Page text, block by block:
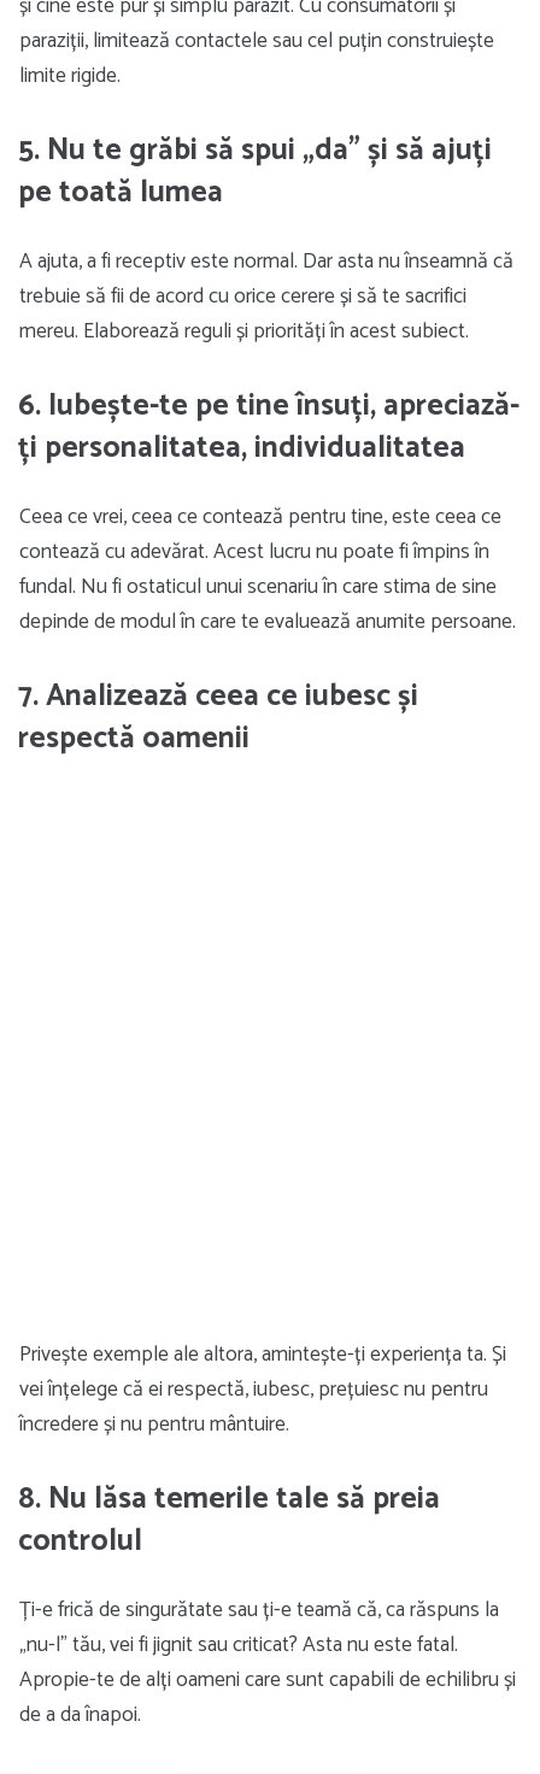
paraziții, limitează contactele sau cel puțin construiește
limite rigide.
5. Nu te grăbi să spui „da” și să ajuți
pe toată lumea
A ajuta, a fi receptiv este normal. Dar asta nu înseamnă că
trebuie să fii de acord cu orice cerere și să te sacrifici
mereu. Elaborează reguli și priorități în acest subiect.
6. Iubește-te pe tine însuți, apreciază-
ți personalitatea, individualitatea
Ceea ce vrei, ceea ce contează pentru tine, este ceea ce
contează cu adevărat. Acest lucru nu poate fi împins în
fundal. Nu fi ostaticul unui scenariu în care stima de sine
depinde de modul în care te evaluează anumite persoane.
7. Analizează ceea ce iubesc și
respectă oamenii
Privește exemple ale altora, amintește-ți experiența ta. Și
vei înțelege că ei respectă, iubesc, prețuiesc nu pentru
încredere și nu pentru mântuire.
8. Nu lăsa temerile tale să preia
controlul
Ți-e frică de singurătate sau ți-e teamă că, ca răspuns la
„nu-l” tău, vei fi jignit sau criticat? Asta nu este fatal.
Apropie-te de alți oameni care sunt capabili de echilibru și
de a da înapoi.